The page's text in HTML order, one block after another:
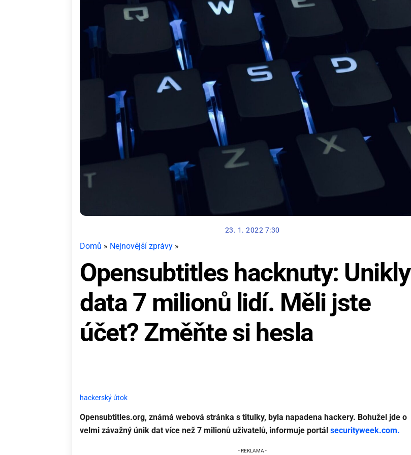
23. 1. 2022 7:30
Domů » Nejnovější zprávy »
Opensubtitles hacknuty: Unikly
data 7 milionů lidí. Měli jste
účet? Změňte si hesla
hackerský útok
Opensubtitles.org, známá webová stránka s titulky, byla napadena hackery. Bohužel jde o
velmi závažný únik dat více než 7 milionů uživatelů, informuje portál securityweek.com.